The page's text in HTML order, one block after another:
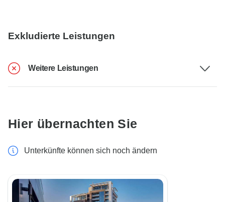
Exkludierte Leistungen
Weitere Leistungen
Hier übernachten Sie
Unterkünfte können sich noch ändern